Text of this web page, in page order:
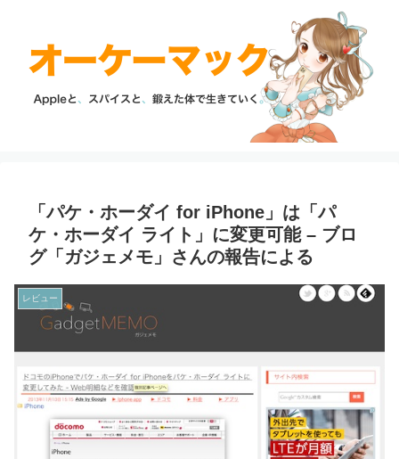
「パケ・ホーダイ for iPhone」は「パ
ケ・ホーダイ ライト」に変更可能 – ブロ
グ「ガジェメモ」さんの報告による
レビュー